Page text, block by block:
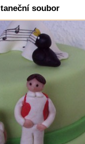
taneční soubor